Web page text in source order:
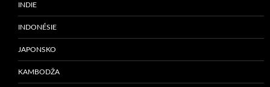
INDIE
INDONÉSIE
JAPONSKO
KAMBODŽA